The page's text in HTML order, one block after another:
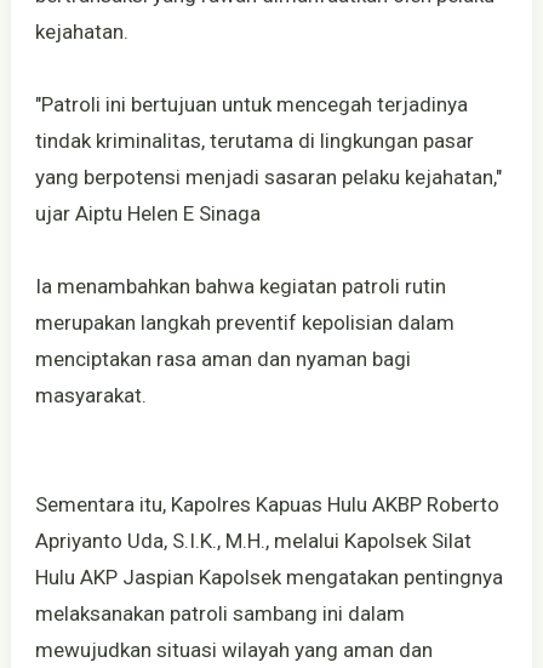
kejahatan.
"Patroli ini bertujuan untuk mencegah terjadinya
tindak kriminalitas, terutama di lingkungan pasar
yang berpotensi menjadi sasaran pelaku kejahatan,"
ujar Aiptu Helen E Sinaga
Ia menambahkan bahwa kegiatan patroli rutin
merupakan langkah preventif kepolisian dalam
menciptakan rasa aman dan nyaman bagi
masyarakat.
Sementara itu, Kapolres Kapuas Hulu AKBP Roberto
Apriyanto Uda, S.I.K., M.H., melalui Kapolsek Silat
Hulu AKP Jaspian Kapolsek mengatakan pentingnya
melaksanakan patroli sambang ini dalam
mewujudkan situasi wilayah yang aman dan